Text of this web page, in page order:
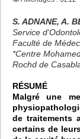
S. ADNANE, A.
Service
Faculté de
*Centre
Rochd de
RÉSUMÉ
Malgré une
de traitements
certains de